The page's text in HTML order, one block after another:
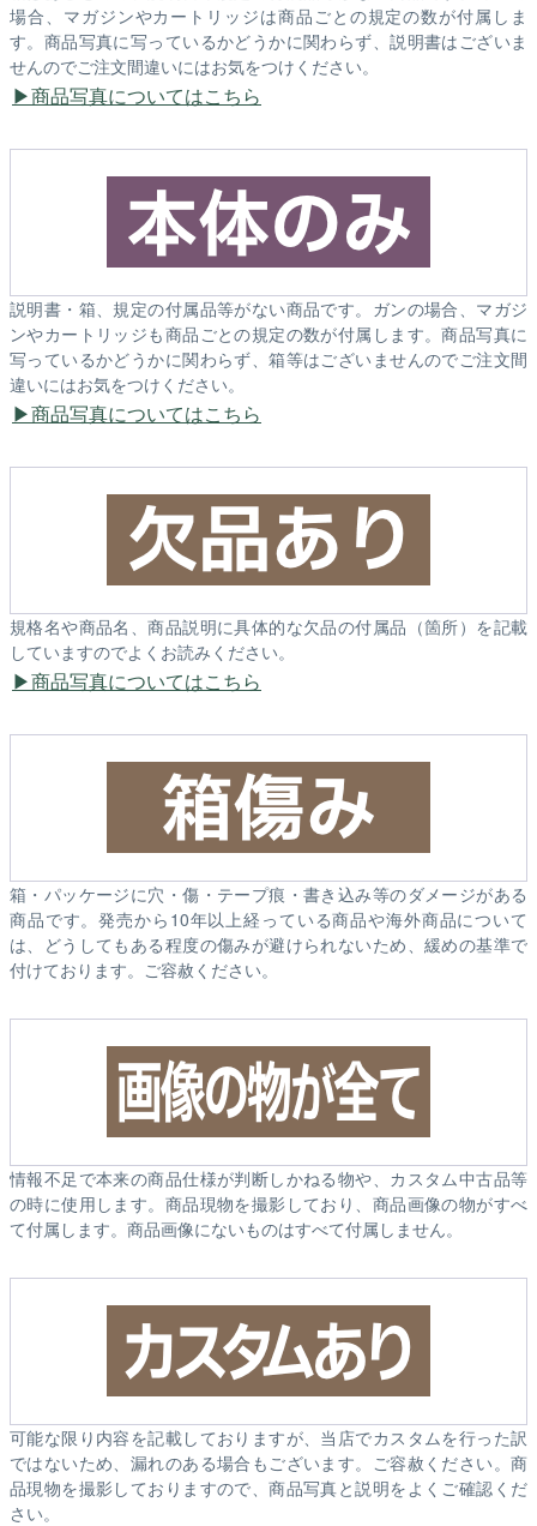
場合、マガジンやカートリッジは商品ごとの規定の数が付属しま
す。商品写真に写っているかどうかに関わらず、説明書はございま
せんのでご注文間違いにはお気をつけください。
商品写真についてはこちら
説明書・箱、規定の付属品等がない商品です。ガンの場合、マガジ
ンやカートリッジも商品ごとの規定の数が付属します。商品写真に
写っているかどうかに関わらず、箱等はございませんのでご注文間
違いにはお気をつけください。
商品写真についてはこちら
規格名や商品名、商品説明に具体的な欠品の付属品（箇所）を記載
していますのでよくお読みください。
商品写真についてはこちら
箱・パッケージに穴・傷・テープ痕・書き込み等のダメージがある
商品です。発売から10年以上経っている商品や海外商品について
は、どうしてもある程度の傷みが避けられないため、緩めの基準で
付けております。ご容赦ください。
情報不足で本来の商品仕様が判断しかねる物や、カスタム中古品等
の時に使用します。商品現物を撮影しており、商品画像の物がすべ
て付属します。商品画像にないものはすべて付属しません。
可能な限り内容を記載しておりますが、当店でカスタムを行った訳
ではないため、漏れのある場合もございます。ご容赦ください。商
品現物を撮影しておりますので、商品写真と説明をよくご確認くだ
さい。